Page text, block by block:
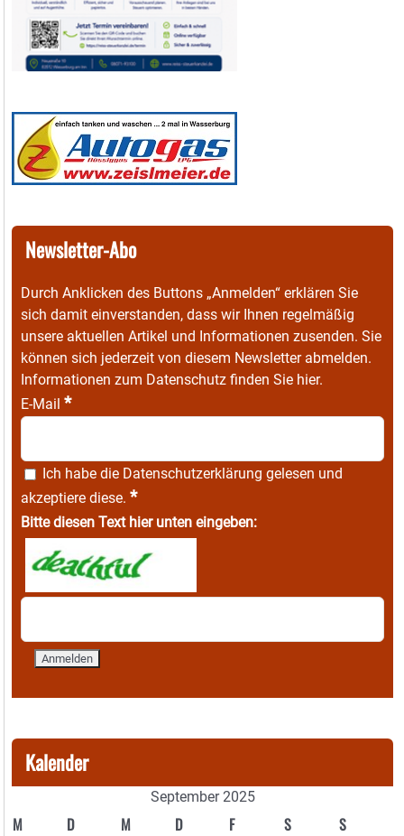
Newsletter-Abo
Durch Anklicken des Buttons „Anmelden“ erklären Sie
sich damit einverstanden, dass wir Ihnen regelmäßig
unsere aktuellen Artikel und Informationen zusenden. Sie
können sich jederzeit von diesem Newsletter abmelden.
Informationen zum Datenschutz finden Sie hier.
E-Mail *
Ich habe die Datenschutzerklärung gelesen und
akzeptiere diese. *
Bitte diesen Text hier unten eingeben:
Kalender
September 2025
M D M D F S S